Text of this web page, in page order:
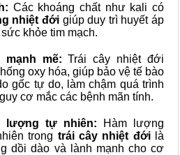
Các khoáng chất như kali có
nhiệt đới giúp duy trì huyết áp
khỏe tim mạch.
mạnh mẽ: Trái cây nhiệt đới
oxy hóa, giúp bảo vệ tế bào
gốc tự do, làm chậm quá trình
cơ mắc các bệnh mãn tính.
lượng tự nhiên: Hàm lượng
trong trái cây nhiệt đớilà
dồi dào và lành mạnh cho cơ